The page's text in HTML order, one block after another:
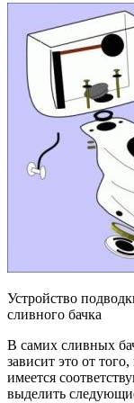
Устройство
сливного бачка
В самих сливных
зависит это от
имеется
выделить